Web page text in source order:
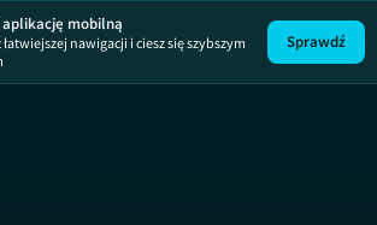
Sześć razy
aplikację mobilną
łatwiejszej nawigacji i ciesz się szybszym
Sprawdź